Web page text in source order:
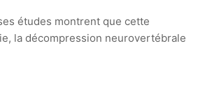
études montrent que cette
la décompression neurovertébrale